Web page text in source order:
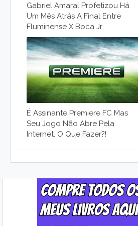
Gabriel Amaral Profetizou Há
Um Mês Atrás A Final Entre
Fluminense X Boca Jr
É Assinante Premiere FC Mas
Seu Jogo Não Abre Pela
Internet. O Que Fazer?!